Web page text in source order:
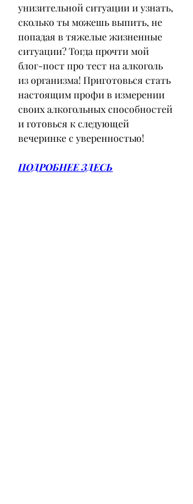
унизительной ситуации и узнать,
сколько ты можешь выпить, не
попадая в тяжелые жизненные
ситуации? Тогда прочти мой
блог-пост про тест на алкоголь
из организма! Приготовься стать
настоящим профи в измерении
своих алкогольных способностей
и готовься к следующей
вечеринке с уверенностью!
ПОДРОБНЕЕ ЗДЕСЬ